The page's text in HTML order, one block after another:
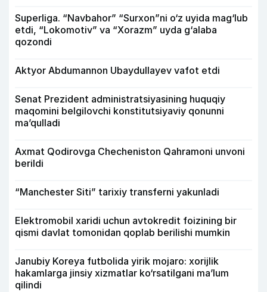
Superliga. “Navbahor” “Surxon”ni o‘z uyida mag‘lub
etdi, “Lokomotiv” va “Xorazm” uyda g‘alaba
qozondi
Aktyor Abdu­mannon Ubaydullayev vafot etdi
Senat Prezident administratsiyasining huquqiy
maqomini belgilovchi konstitutsiyaviy qonunni
ma’qulladi
Axmat Qodirovga Checheniston Qahramoni unvoni
berildi
“Manchester Siti” tarixiy transferni yakunladi
Elektromobil xaridi uchun avtokredit foizining bir
qismi davlat tomonidan qoplab berilishi mumkin
Janubiy Koreya futbolida yirik mojaro: xorijlik
hakamlarga jinsiy xizmatlar ko‘rsatilgani ma’lum
qilindi